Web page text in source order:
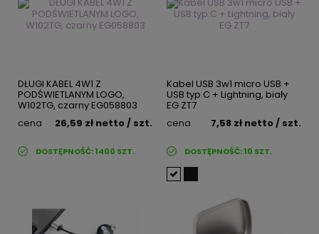
DŁUGI KABEL 4W1 Z
PODŚWIETLANYM LOGO,
W102TG, czarny EG058803
cena
26,59 zł netto/ szt.
DOSTĘPNOŚĆ:1400 SZT.
Kabel USB 3w1 micro USB +
USB typ C + Lightning, biały
EG ZT7
cena
7,58 zł netto/ szt.
DOSTĘPNOŚĆ:10 SZT.